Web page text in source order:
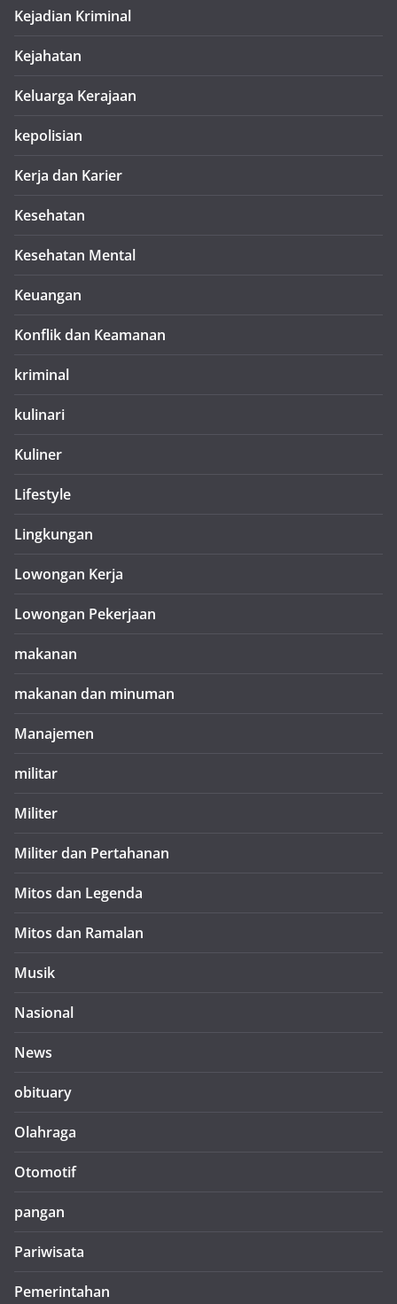
Kejadian Kriminal
Kejahatan
Keluarga Kerajaan
kepolisian
Kerja dan Karier
Kesehatan
Kesehatan Mental
Keuangan
Konflik dan Keamanan
kriminal
kulinari
Kuliner
Lifestyle
Lingkungan
Lowongan Kerja
Lowongan Pekerjaan
makanan
makanan dan minuman
Manajemen
militar
Militer
Militer dan Pertahanan
Mitos dan Legenda
Mitos dan Ramalan
Musik
Nasional
News
obituary
Olahraga
Otomotif
pangan
Pariwisata
Pemerintahan